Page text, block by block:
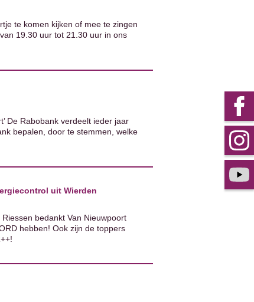
te komen kijken of mee te zingen
19.30 uur tot 21.30 uur in ons
De Rabobank verdeelt ieder jaar
bepalen, door te stemmen, welke
uit Wierden
bedankt Van Nieuwpoort
hebben! Ook zijn de toppers